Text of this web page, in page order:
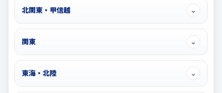
北関東・甲信越 ⌄
関東 ⌄
東海・北陸 ⌄